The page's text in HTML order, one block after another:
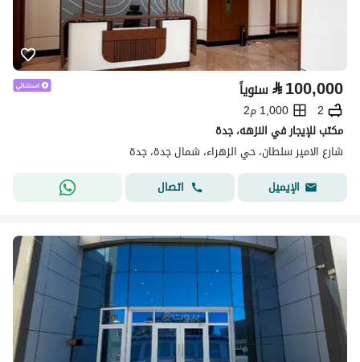
⃁100,000 سنوياً
2
1,000 م2
مكتب للإيجار في النزهه، جدة
شارع الامير سلطان، حي الزهراء، شمال جدة، جدة
الإيميل
اتصال